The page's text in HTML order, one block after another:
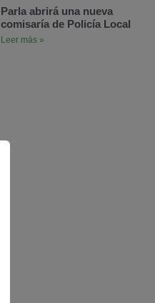
Parla abrirá una nueva
comisaría de Policía Local
Leer más »